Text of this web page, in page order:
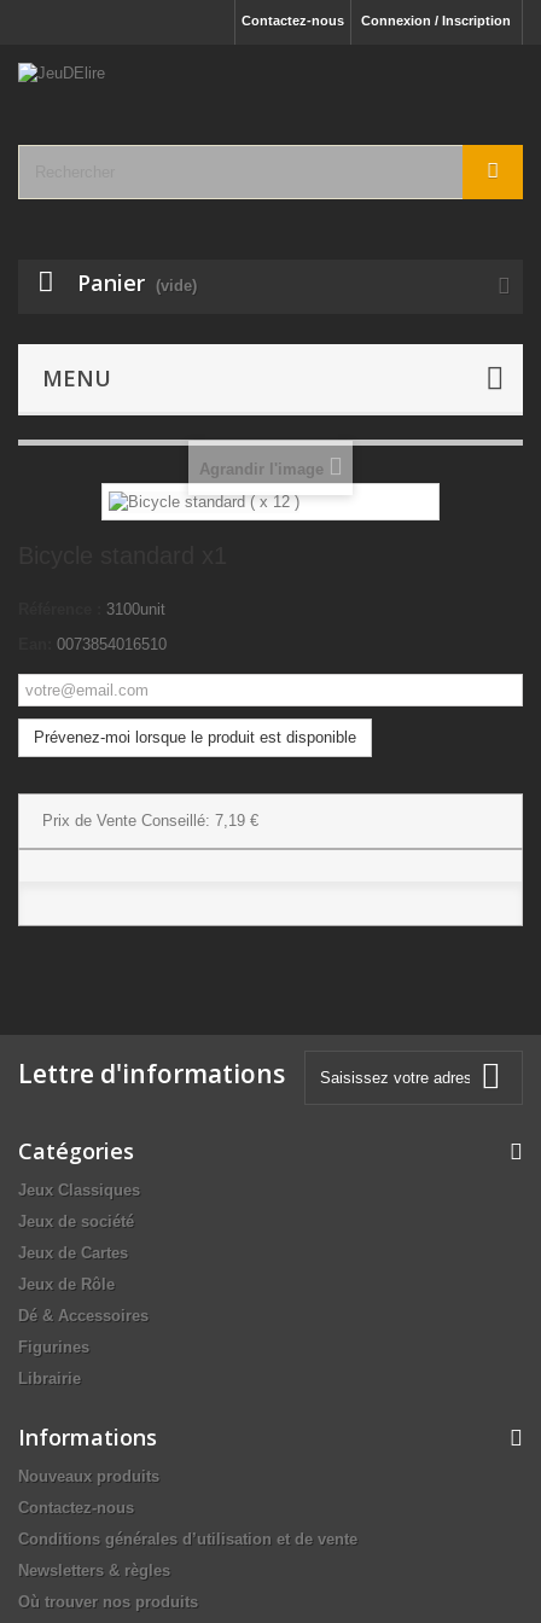
Connexion / Inscription
Contactez-nous
Panier (vide)
MENU
Bicycle
Agrandir l'image
3100unit
0073854016510
Prévenez-moi lorsque le produit est disponible
Prix de Vente Conseillé: 7,19 €
Lettre d'informations
Catégories
Jeux Classiques
Jeux de société
Jeux de Cartes
Jeux de Rôle
Dé & Accessoires
Figurines
Librairie
Informations
Nouveaux produits
Contactez-nous
Conditions générales d’utilisation et de vente
Newsletters & règles
Où trouver nos produits